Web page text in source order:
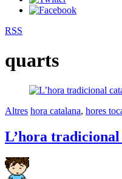
RSS
quarts
Altres hora catalana, hores
L’hora tradicional